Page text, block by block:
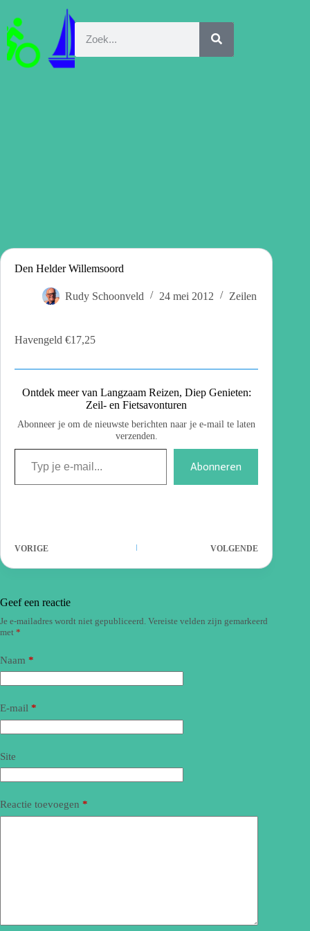
Den Helder Willemsoord
Rudy Schoonveld 24 mei 2012 Zeilen
Havengeld €17,25
Ontdek meer van Langzaam Reizen, Diep Genieten:
Zeil- en Fietsavonturen
Abonneer je om de nieuwste berichten naar je e-mail te laten
verzenden.
Abonneren
VORIGE VOLGENDE
Geef een reactie
Je e-mailadres wordt niet gepubliceerd. Vereiste velden zijn gemarkeerd
met *
Naam *
E-mail *
Site
Reactie toevoegen *